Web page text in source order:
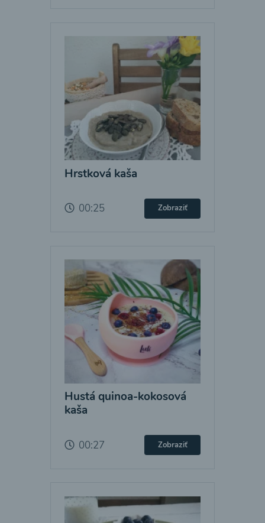
Hrstková kaša
00:25 Zobraziť
Hustá quinoa-kokosová
kaša
00:27 Zobraziť